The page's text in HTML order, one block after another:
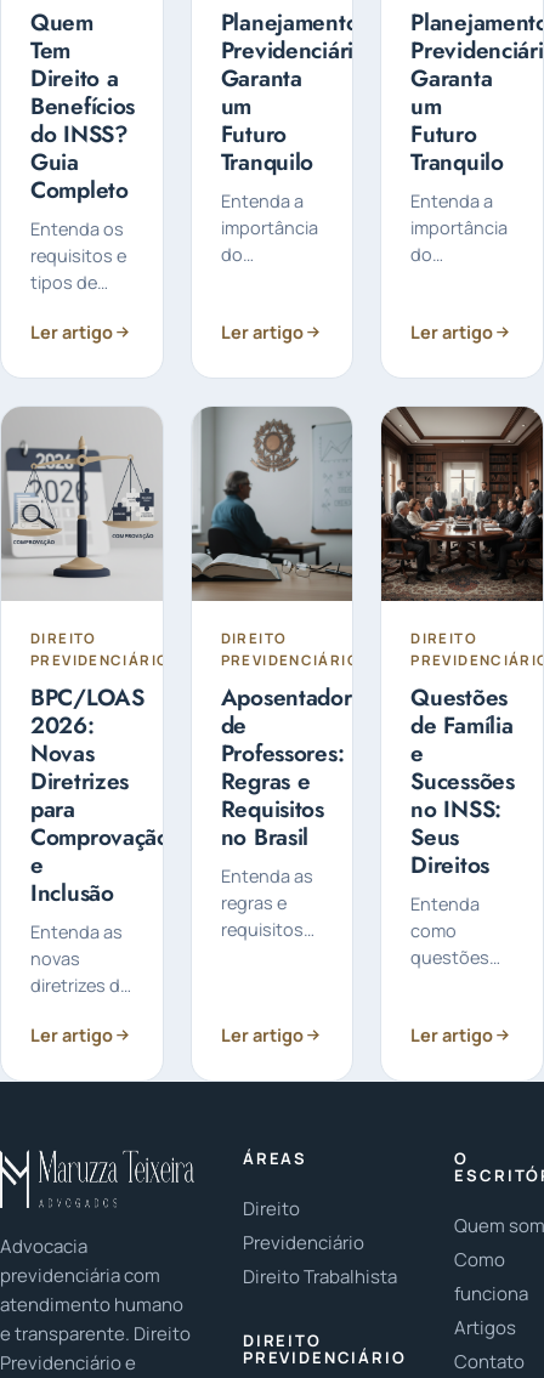
Quem
Tem
Direito a
Benefícios
do INSS?
Guia
Completo
Entenda os
requisitos e
tipos de
oferecidos
aposentadorias,
auxílios e
pensões.
Saiba quem
pode
solicitar
cada um.
Ler artigo
Planejamento
Previdenciário:
Garanta
um
Futuro
Tranquilo
Entenda a
importância
do
para
direitos e
otimizar sua
aposentadoria.
Saiba como
se preparar
para o
futuro.
Ler artigo
Garanta
um
Futuro
Tranquilo
Entenda a
importância
do
para
evitar
perdas e
garantir
segurança
financeira
no futuro.
Ler artigo
DIREITO
PREVIDENCIÁRIO
BPC/LOAS
2026:
Novas
Diretrizes
para
Comprovação
e
Inclusão
Entenda as
novas
diretrizes do
para 2026,
miserabilidade
e nos
critérios de
social para
beneficiários.
Ler artigo
DIREITO
PREVIDENCIÁRIO
Aposentadoria
de
Professores:
Regras e
Requisitos
no Brasil
Entenda as
regras e
requisitos
professores
após a
Reforma da
Previdência
e os tipos
benefício.
Ler artigo
DIREITO
Questões
de Família
e
Sucessões
no INSS:
Seus
Direitos
Entenda
como
questões
impactam
incluindo
morte e
benefícios
dependentes.
Ler artigo
Advocacia
previdenciária com
atendimento humano
e transparente. Direito
Previdenciário e
ÁREAS
Direito
Previdenciário
Direito Trabalhista
DIREITO
PREVIDENCIÁRIO
O
Quem
Como
funciona
Artigos
Contato